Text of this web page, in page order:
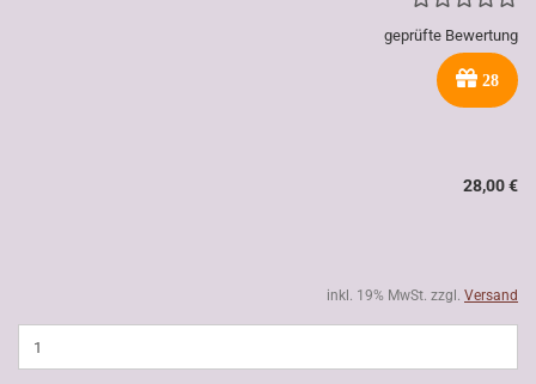
geprüfte Bewertung
28
28,00 €
inkl. 19% MwSt. zzgl. Versand